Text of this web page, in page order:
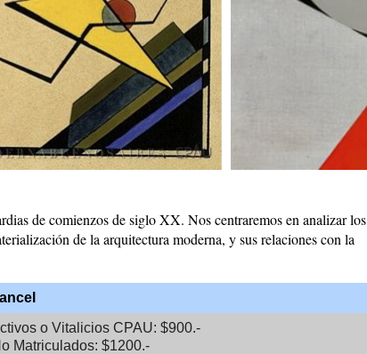
de comienzos de siglo XX. Nos centraremos en analizar los
de la arquitectura moderna, y sus relaciones con la
o Vitalicios CPAU: $900.-
Matriculados: $1200.-